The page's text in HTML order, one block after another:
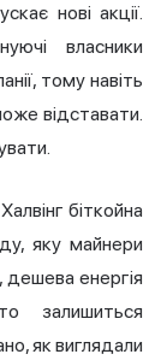
нові акції.
власники
тому навіть
відставати.
Халвінг біткойна
яку майнери
енергія
залишиться
як виглядали